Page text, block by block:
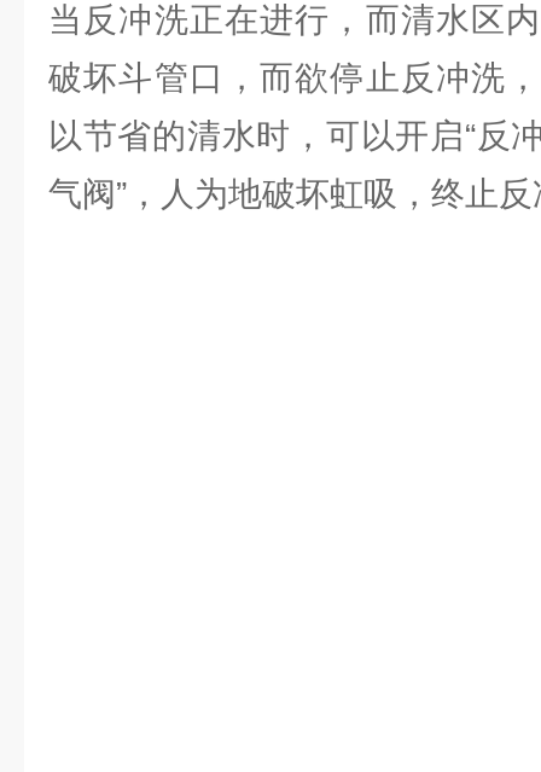
当反冲洗正在进行，而清水区
破坏斗管口，而欲停止反冲洗
以节省的清水时，可以开启“反
气阀”，人为地破坏虹吸，终止